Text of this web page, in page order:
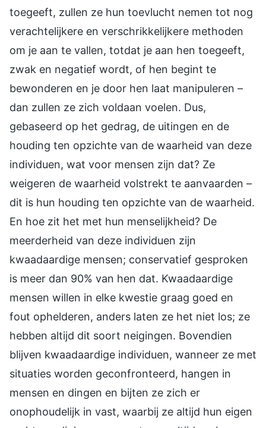
toegeeft, zullen ze hun toevlucht nemen tot nog
verachtelijkere en verschrikkelijkere methoden
om je aan te vallen, totdat je aan hen toegeeft,
zwak en negatief wordt, of hen begint te
bewonderen en je door hen laat manipuleren –
dan zullen ze zich voldaan voelen. Dus,
gebaseerd op het gedrag, de uitingen en de
houding ten opzichte van de waarheid van deze
individuen, wat voor mensen zijn dat? Ze
weigeren de waarheid volstrekt te aanvaarden –
dit is hun houding ten opzichte van de waarheid.
En hoe zit het met hun menselijkheid? De
meerderheid van deze individuen zijn
kwaadaardige mensen; conservatief gesproken
is meer dan 90% van hen dat. Kwaadaardige
mensen willen in elke kwestie graag goed en
fout ophelderen, anders laten ze het niet los; ze
hebben altijd dit soort neigingen. Bovendien
blijven kwaadaardige individuen, wanneer ze met
situaties worden geconfronteerd, hangen in
mensen en dingen en bijten ze zich er
onophoudelijk in vast, waarbij ze altijd hun eigen